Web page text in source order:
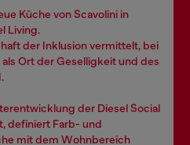
Küche von Scavolini in
Living.
der Inklusion vermittelt, bei
Ort der Geselligkeit und des
der Diesel Social
definiert Farb- und
mit dem Wohnbereich